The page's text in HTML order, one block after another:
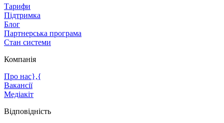
Тарифи
Підтримка
Блог
Партнерська програма
Стан системи
Компанія
Про нас},{
Вакансії
Медіакіт
Відповідність